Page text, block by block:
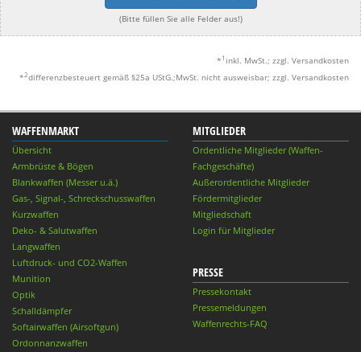
(Bitte füllen Sie alle Felder aus!)
* 1 inkl. MwSt.; zzgl. Versandkosten
*2differenzbesteuert gemäß §25a UStG.;MwSt. nicht ausweisbar; zzgl. Versandkosten
WAFFENMARKT
Übersicht
Armbrüste & Bögen
Blankwaffen (Messer u.ä.)
Gas-, Signal-, Schreckschusswaffen
Kurzwaffen
Deko- & Salutwaffen
Langwaffen
Luftdruck- und CO2-Waffen
Munition
Optik
Schalldämpfer
Softairwaffen (Airsoftgun)
Ordonnanzwaffen
MITGLIEDER
Ordentliche Mitglieder (Waffen-
Fachgeschäfte)
Außerordentliche Mitglieder
Fördermitglieder
Mitgliedschaft
Login für Mitglieder
PRESSE
Pressekontakt
Pressemeldungen
Waffenrechts-FAQ